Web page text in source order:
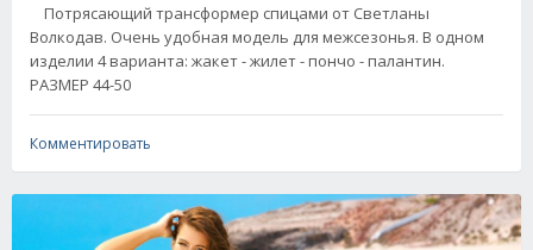
Потрясающий трансформер спицами от Светланы
Волкодав. Очень удобная модель для межсезонья. В одном
изделии 4 варианта: жакет - жилет - пончо - палантин.
РАЗМЕР 44-50
Комментировать